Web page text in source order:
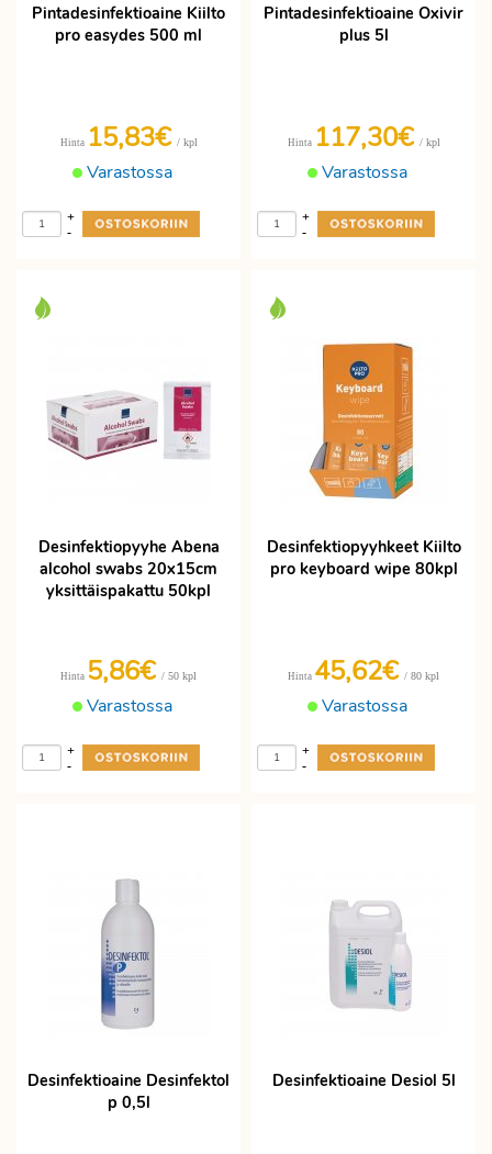
Pintadesinfektioaine Kiilto
pro easydes 500 ml
Varastossa
Hinta 15,83€ / kpl
-
+
Pintadesinfektioaine Oxivir
plus 5l
Varastossa
Hinta 117,30€ / kpl
-
+
Desinfektiopyyhe Abena
alcohol swabs 20x15cm
yksittäispakattu 50kpl
Varastossa
Hinta 5,86€ / 50 kpl
-
+
Desinfektiopyyhkeet Kiilto
pro keyboard wipe 80kpl
Varastossa
Hinta 45,62€ / 80 kpl
-
+
Desinfektioaine Desinfektol
p 0,5l
Desinfektioaine Desiol 5l